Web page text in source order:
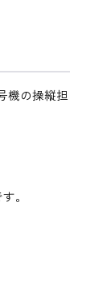
機の操縦担
。